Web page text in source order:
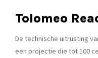
Tolomeo
De technische uitrusting
een projectie die tot 100